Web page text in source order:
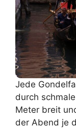
Jede
durch
Meter breit
der Abend je